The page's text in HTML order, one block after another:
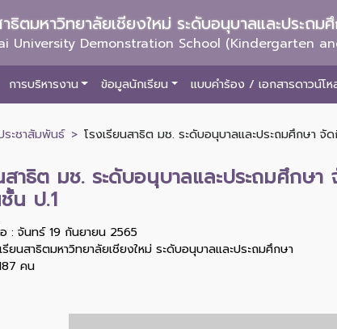
าธิตมหาวิทยาลัยเชียงใหม่ ระดับอนุบาลและประถม
University Demonstration School (Kindergarten
การบริหารงาน ข้อมูลนักเรียน แบบคำร้อง / เอกสารดาวน์โ
ระชาสัมพันธ์ โรงเรียนสาธิต มช. ระดับอนุบาลและประถมศึกษา
สาธิต มช. ระดับอนุบาลและประถมศึก
น ป.1
: จันทร์ 19 กันยายน 2565
รียนสาธิตมหาวิทยาลัยเชียงใหม่ ระดับอนุบาลและประถมศึกษา
คน